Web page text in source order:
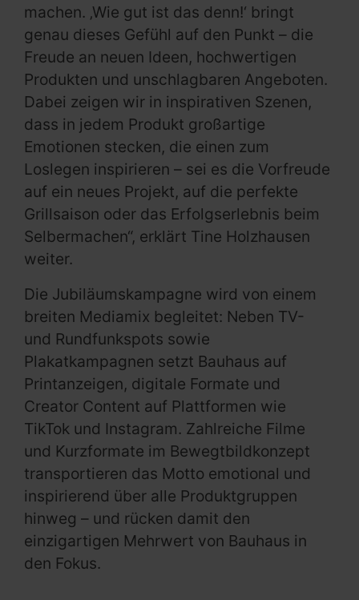
machen. ‚Wie gut ist das denn!‘ bringt
genau dieses Gefühl auf den Punkt – die
Freude an neuen Ideen, hochwertigen
Produkten und unschlagbaren Angeboten.
Dabei zeigen wir in inspirativen Szenen,
dass in jedem Produkt großartige
Emotionen stecken, die einen zum
Loslegen inspirieren – sei es die Vorfreude
auf ein neues Projekt, auf die perfekte
Grillsaison oder das Erfolgserlebnis beim
Selbermachen“, erklärt Tine Holzhausen
weiter.
Die Jubiläumskampagne wird von einem
breiten Mediamix begleitet: Neben TV-
und Rundfunkspots sowie
Plakatkampagnen setzt Bauhaus auf
Printanzeigen, digitale Formate und
Creator Content auf Plattformen wie
TikTok und Instagram. Zahlreiche Filme
und Kurzformate im Bewegtbildkonzept
transportieren das Motto emotional und
inspirierend über alle Produktgruppen
hinweg – und rücken damit den
einzigartigen Mehrwert von Bauhaus in
den Fokus.